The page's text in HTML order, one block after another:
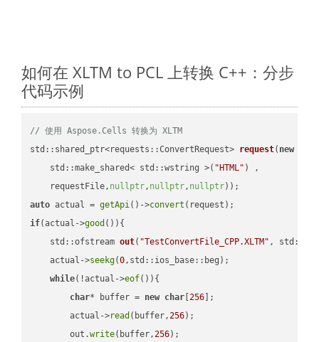
如何在 XLTM to PCL 上转换 C++：分步
代码示例
// 使用 Aspose.Cells 转换为 XLTM
std::shared_ptr<requests::ConvertRequest> request( new
    std::make_shared< std::wstring >(
"HTML" ) ,
    requestFile,
nullptr, nullptr, nullptr))
auto actual = getApi()->convert
if(actual->good ()){
std::ofstream out( "TestConvertFile_CPP.XLTM" ,
    actual->
seekg(0,std::ios_base::beg);
while(!actual->eof()){
char* buffer = new char [256 ];
        actual->
read (buffer,256);
        out.
write(buffer,256);